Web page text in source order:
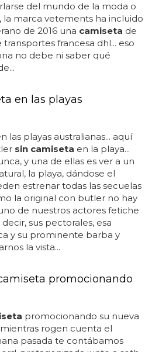
del mundo de la moda o
marca vetements ha incluido
de 2016 una camiseta de
francesa dhl... eso
no debe ni saber qué
en las playas
las playas australianas... aquí
sin camiseta en la playa...
y una de ellas es ver a un
la playa, dándose el
estrenar todas las secuelas
la original con butler no hay
de nuestros actores fetiche
sus pectorales, esa
y su prominente barba y
la vista...
promocionando
promocionando su nueva
mientras rogen cuenta el
pasada te contábamos